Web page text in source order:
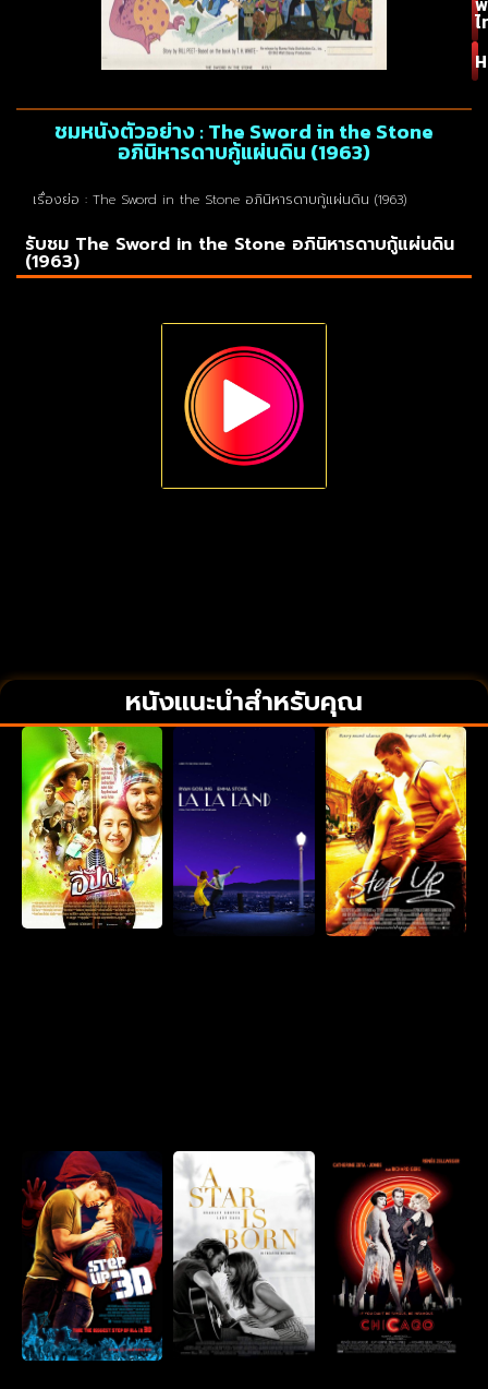
ชมหนังตัวอย่าง : The Sword in the Stone
อภินิหารดาบกู้แผ่นดิน (1963)
เรื่องย่อ : The Sword in the Stone อภินิหารดาบกู้แผ่นดิน (1963)
รับชม The Sword in the Stone อภินิหารดาบกู้แผ่นดิน
(1963)
หนังแนะนำสำหรับคุณ